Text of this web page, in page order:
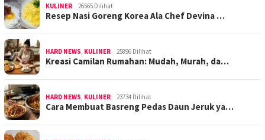
KULINER 26565 Dilihat
Resep Nasi Goreng Korea Ala Chef Devina …
HARD NEWS KULINER 25896 Dilihat
Kreasi Camilan Rumahan: Mudah, Murah, da…
HARD NEWS KULINER 23734 Dilihat
Cara Membuat Basreng Pedas Daun Jeruk ya…